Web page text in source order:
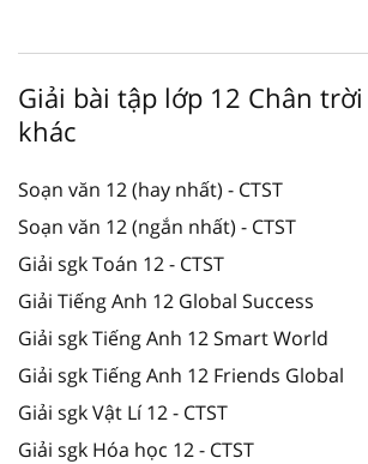
Giải bài tập lớp 12 Chân
khác
Soạn văn 12 (hay nhất) - CTST
Soạn văn 12 (ngắn nhất) - CTST
Giải sgk Toán 12 - CTST
Giải Tiếng Anh 12 Global Success
Giải sgk Tiếng Anh 12 Smart World
Giải sgk Tiếng Anh 12 Friends Global
Giải sgk Vật Lí 12 - CTST
Giải sgk Hóa học 12 - CTST